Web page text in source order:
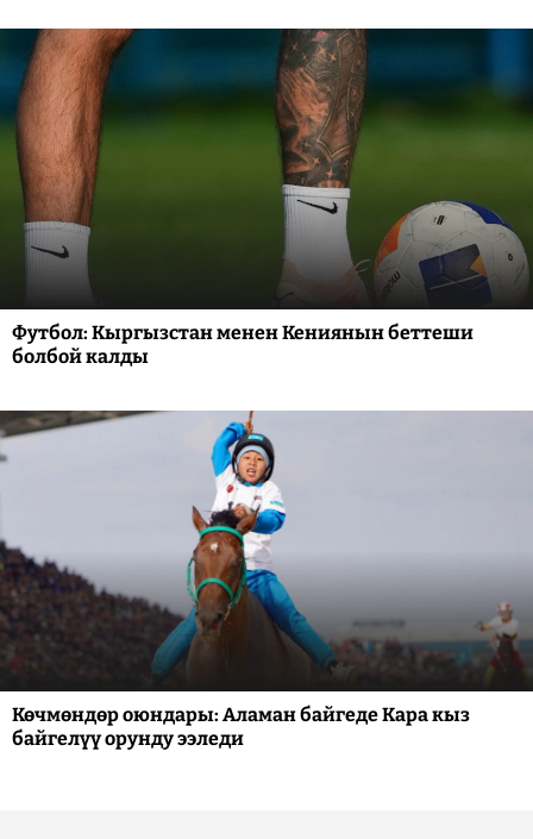
Футбол: Кыргызстан менен Кениянын беттеши
болбой калды
Көчмөндөр оюндары: Аламан байгеде Кара кыз
байгелүү орунду ээледи